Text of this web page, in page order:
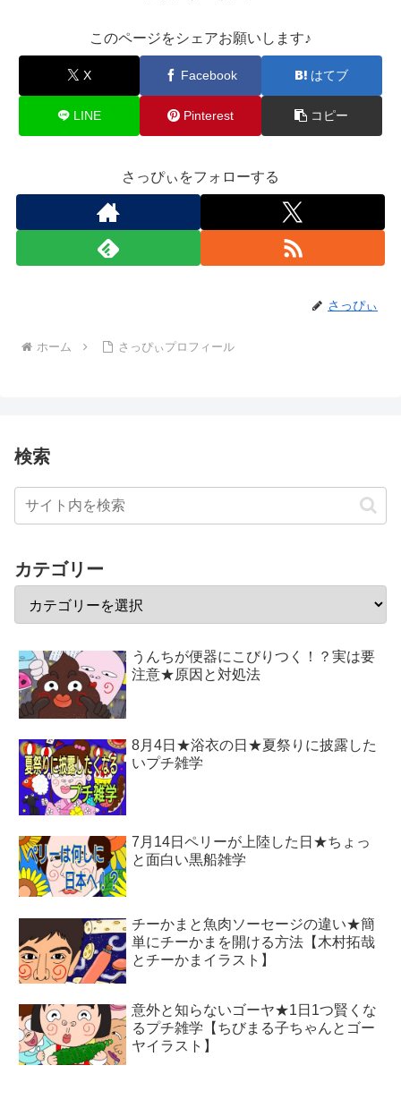
このページをシェアお願いします♪︎
X Facebook はてブ
LINE Pinterest コピー
さっぴぃをフォローする
さっぴぃ
ホーム さっぴぃプロフィール
検索
カテゴリー
うんちが便器にこびりつく！？実は要
注意★原因と対処法
8月4日★浴衣の日★夏祭りに披露した
いプチ雑学
7月14日ペリーが上陸した日★ちょっ
と面白い黒船雑学
チーかまと魚肉ソーセージの違い★簡
単にチーかまを開ける方法【木村拓哉
とチーかまイラスト】
意外と知らないゴーヤ★1日1つ賢くな
るプチ雑学【ちびまる子ちゃんとゴー
ヤイラスト】